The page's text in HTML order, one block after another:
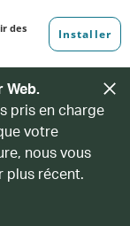
Web.
pris en charge
votre
nous vous
plus récent.